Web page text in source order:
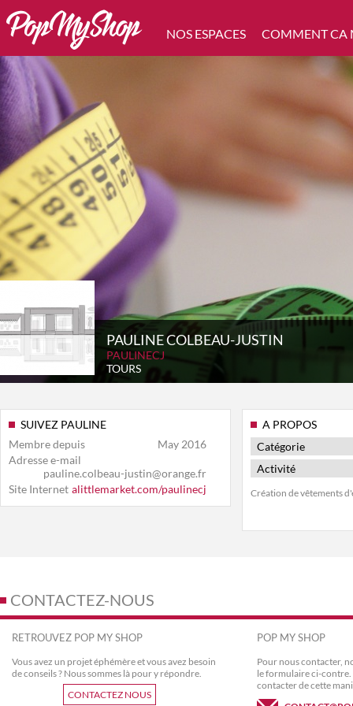
NOS ESPACES COMMENT CA
PAULINE COLBEAU-JUSTIN
PAULINECJ
TOURS
SUIVEZ PAULINE
Membre depuis
May 2016
Adresse e-mail
pauline.colbeau-justin@orange.fr
Site Internet alittlemarket.com/paulinecj
A PROPOS
Catégorie
Activité
Création de vêtements
CONTACTEZ-NOUS
RETROUVEZ POP MY SHOP
Vous avez un projet éphémère et vous avez besoin
de conseils ? Nous sommes là pour y répondre.
CONTACTEZ NOUS
POP MY SHOP
Pour nous contacter,
le formulaire ci-contre.
contacter de cette